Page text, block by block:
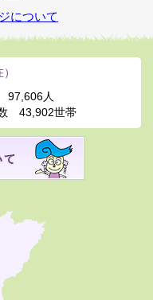
について
97,606人
43,902世帯